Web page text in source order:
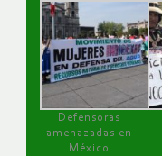
Defensoras
amenazadas en
México